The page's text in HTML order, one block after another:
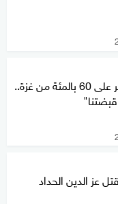
نتنياهو: نسيطر على 60 بالمئة من غزة..
عز الدين الحداد